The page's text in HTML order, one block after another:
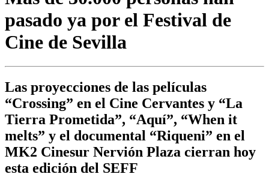
pasado ya por el Festival de
Cine de Sevilla
Las proyecciones de las películas
“Crossing” en el Cine Cervantes y “La
Tierra Prometida”, “Aquí”, “When it
melts” y el documental “Riqueni” en el
MK2 Cinesur Nervión Plaza cierran hoy
esta edición del SEFF